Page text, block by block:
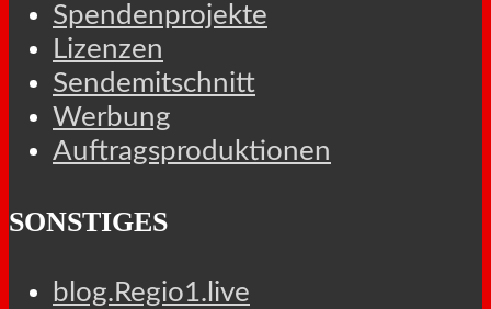
Spendenprojekte
Lizenzen
Sendemitschnitt
Werbung
Auftragsproduktionen
SONSTIGES
blog.Regio1.live